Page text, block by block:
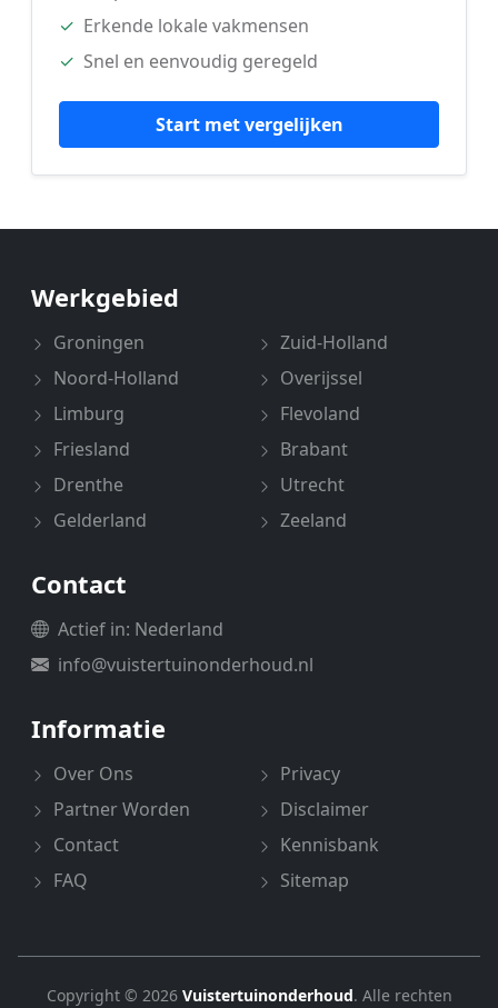
✓ Erkende lokale vakmensen
✓ Snel en eenvoudig geregeld
Start met vergelijken
Werkgebied
Groningen
Noord-Holland
Limburg
Friesland
Drenthe
Gelderland
Zuid-Holland
Overijssel
Flevoland
Brabant
Utrecht
Zeeland
Contact
Actief in: Nederland
info@vuistertuinonderhoud.nl
Informatie
Over Ons
Partner Worden
Contact
FAQ
Privacy
Disclaimer
Kennisbank
Sitemap
Copyright © 2026 Vuistertuinonderhoud. Alle rechten